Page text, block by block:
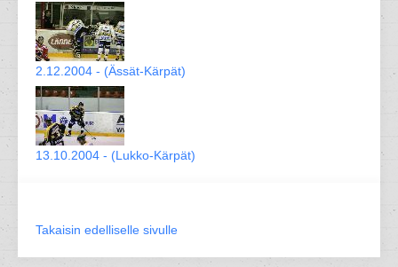
2.12.2004 - (Ässät-Kärpät)
13.10.2004 - (Lukko-Kärpät)
Takaisin edelliselle sivulle